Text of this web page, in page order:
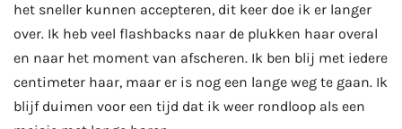
het sneller kunnen accepteren, dit keer doe ik er langer
over. Ik heb veel flashbacks naar de plukken haar overal
en naar het moment van afscheren. Ik ben blij met iedere
centimeter haar, maar er is nog een lange weg te gaan. Ik
blijf duimen voor een tijd dat ik weer rondloop als een